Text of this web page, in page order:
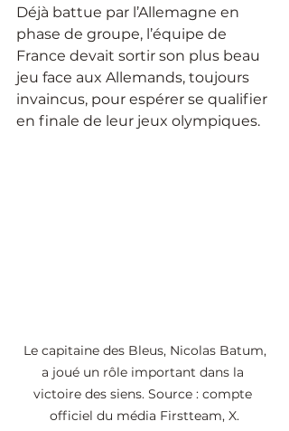
Déjà battue par l’Allemagne en
phase de groupe, l’équipe de
France devait sortir son plus beau
jeu face aux Allemands, toujours
invaincus, pour espérer se qualifier
en finale de leur jeux olympiques.
a joué un rôle important dans la
victoire des siens. Source : compte
officiel du média Firstteam, X.